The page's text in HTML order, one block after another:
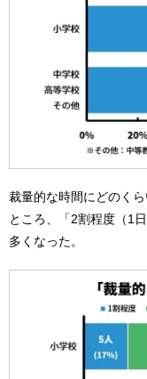
裁量的な時間にどのく
ところ、「2割程度（1
多くなった。